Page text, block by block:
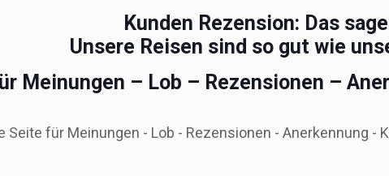
Kunden Rezension: Das
Unsere Reisen sind so gut wie
Meinungen – Lob – Rezensionen –